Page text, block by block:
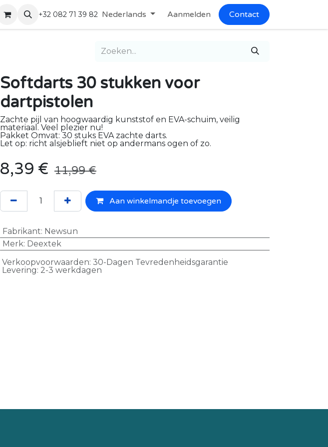
+32 082 71 39 82 Nederlands Aanmelden Contact
Softdarts 30 stukken voor
dartpistolen
Zachte pijl van hoogwaardig kunststof en EVA-schuim, veilig
materiaal. Veel plezier nu!
Pakket Omvat: 30 stuks EVA zachte darts.
Let op: richt alsjeblieft niet op andermans ogen of zo.
8,39 € 11,99€
Aan winkelmandje toevoegen
Fabrikant: Newsun
Merk: Deextek
Verkoopvoorwaarden: 30-Dagen Tevredenheidsgarantie
Levering: 2-3 werkdagen